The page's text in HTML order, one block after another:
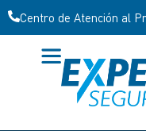
Centro de Atención al